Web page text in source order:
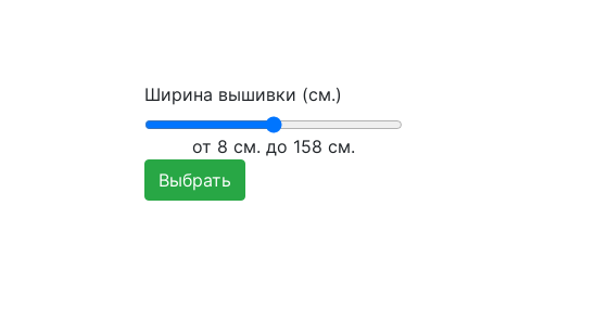
Ширина вышивки (см.)
от 8 см. до 158 см.
Выбрать